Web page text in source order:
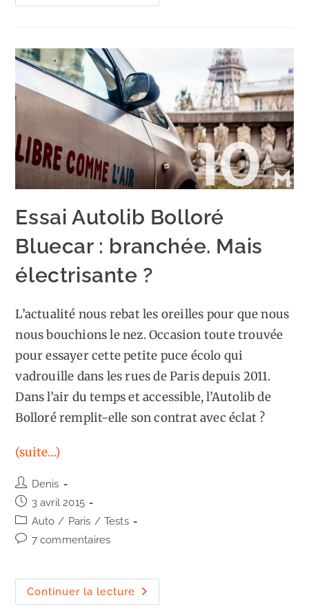
Essai Autolib Bolloré
Bluecar : branchée. Mais
électrisante ?
L’actualité nous rebat les oreilles pour que nous
nous bouchions le nez. Occasion toute trouvée
pour essayer cette petite puce écolo qui
vadrouille dans les rues de Paris depuis 2011.
Dans l’air du temps et accessible, l’Autolib de
Bolloré remplit-elle son contrat avec éclat ?
(suite…)
Auteur/autrice
de
publication :
Denis
Publication
publiée :
3 avril 2015
Post
category:
Auto / Paris / Tests
Commentaires
publication :
7 commentaires
Continuer la lecture Essai